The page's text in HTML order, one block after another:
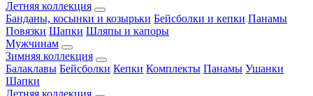
Летняя коллекция
Банданы, косынки и козырьки Бейсболки и кепки Панамы
Повязки Шапки Шляпы и капоры
Мужчинам
Зимняя коллекция
Балаклавы Бейсболки Кепки Комплекты Панамы Ушанки
Шапки
Летняя коллекция